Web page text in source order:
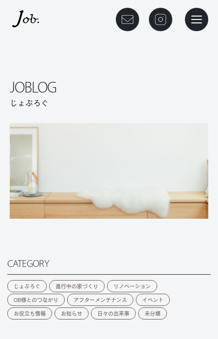
メニュ
JOBLOG
じょぶろぐ
CATEGORY
じょぶろぐ 進行中の家づくり リノベーション
OB様とのつながり アフターメンテナンス イベント
お役立ち情報 お知らせ 日々の出来事 未分類